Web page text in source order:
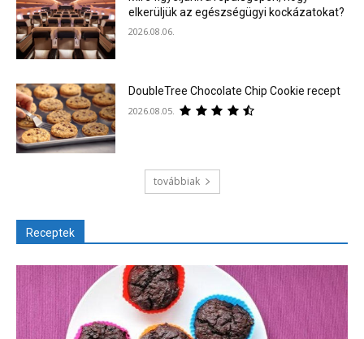
elkerüljük az egészségügyi kockázatokat?
2026.08.06.
DoubleTree Chocolate Chip Cookie recept
2026.08.05.
továbbiak
Receptek